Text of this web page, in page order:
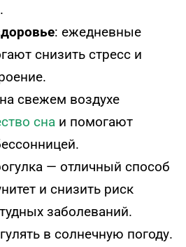
: ежедневные
снизить стресс и
свежем воздухе
сна и помогают
— отличный способ
и снизить риск
заболеваний.
в солнечную погоду.